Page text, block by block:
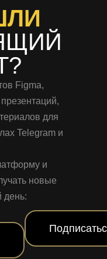
Figma,
для
Telegram и
и
новые